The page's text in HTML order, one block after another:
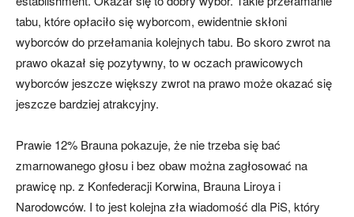
tabu, które opłaciło się wyborcom, ewidentnie skłoni
wyborców do przełamania kolejnych tabu. Bo skoro zwrot na
prawo okazał się pozytywny, to w oczach prawicowych
wyborców jeszcze większy zwrot na prawo może okazać się
jeszcze bardziej atrakcyjny.
Prawie 12% Brauna pokazuje, że nie trzeba się bać
zmarnowanego głosu i bez obaw można zagłosować na
prawicę np. z Konfederacji Korwina, Brauna Liroya i
Narodowców. I to jest kolejna zła wiadomość dla PiS, który